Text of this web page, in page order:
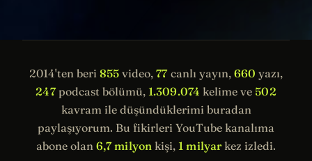
2014'ten beri 855 video,77canlı yayın, 660 yazı,
247podcast bölümü, 1.309.074 kelime ve 502
kavram ile düşündüklerimi buradan
paylaşıyorum. Bu fikirleri YouTube kanalıma
abone olan 6,7 milyon kişi, 1 milyarkez izledi.